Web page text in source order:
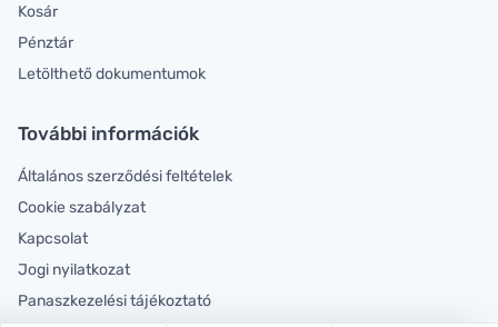
Kosár
Pénztár
Letölthető dokumentumok
További információk
Általános szerződési feltételek
Cookie szabályzat
Kapcsolat
Jogi nyilatkozat
Panaszkezelési tájékoztató